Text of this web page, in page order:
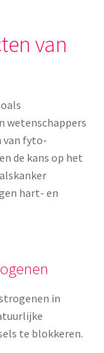
van
wetenschappers
van fyto-
de kans op het
hart- en
in
te blokkeren.